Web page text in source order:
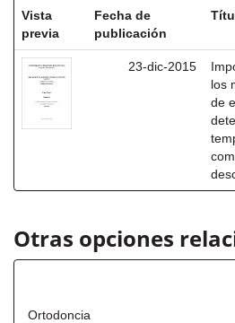
Vista
previa
Fecha de
publicación
23-dic-2015
los
de
Otras opciones
Ortodoncia